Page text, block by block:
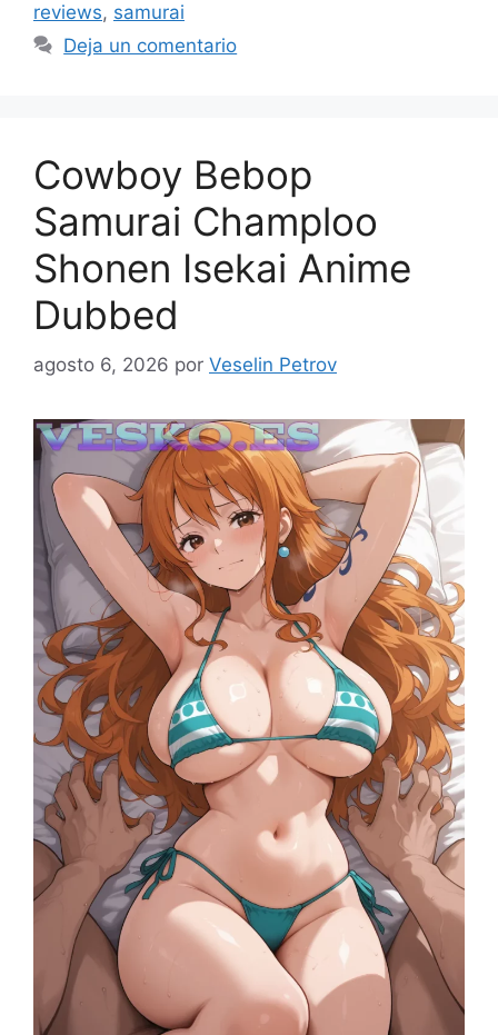
reviews, samurai
Deja un comentario
Cowboy Bebop
Samurai Champloo
Shonen Isekai Anime
Dubbed
agosto 6, 2026 por Veselin Petrov